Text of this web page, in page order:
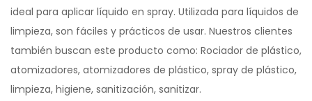
ideal para aplicar líquido en spray. Utilizada para líquidos de
limpieza, son fáciles y prácticos de usar. Nuestros clientes
también buscan este producto como: Rociador de plástico,
atomizadores, atomizadores de plástico, spray de plástico,
limpieza, higiene, sanitización, sanitizar.